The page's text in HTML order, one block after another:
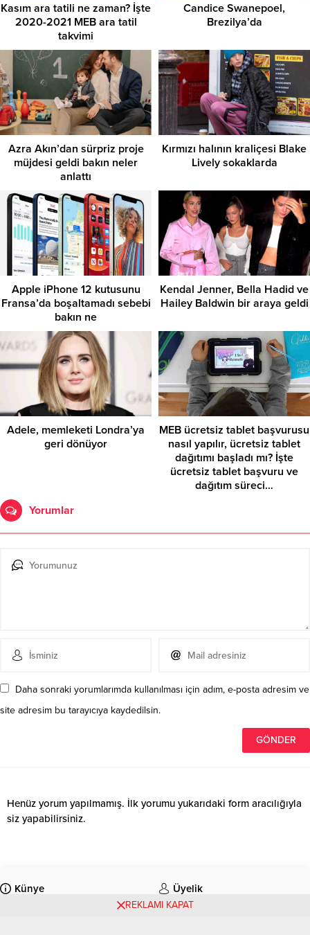
Kasım ara tatili ne zaman? İşte
2020-2021 MEB ara tatil
takvimi
Candice Swanepoel,
Brezilya’da
Azra Akın’dan sürpriz proje
müjdesi geldi bakın neler
anlattı
Kırmızı halının kraliçesi Blake
Lively sokaklarda
Apple iPhone 12 kutusunu
Fransa’da boşaltamadı sebebi
bakın ne
Kendal Jenner, Bella Hadid ve
Hailey Baldwin bir araya geldi
Adele, memleketi Londra’ya
geri dönüyor
MEB ücretsiz tablet başvurusu
nasıl yapılır, ücretsiz tablet
dağıtımı başladı mı? İşte
ücretsiz tablet başvuru ve
dağıtım süreci…
Yorumlar
Daha sonraki yorumlarımda kullanılması için adım, e-posta adresim ve
site adresim bu tarayıcıya kaydedilsin.
Henüz yorum yapılmamış. İlk yorumu yukarıdaki form aracılığıyla
siz yapabilirsiniz.
Künye Üyelik
REKLAMI KAPAT